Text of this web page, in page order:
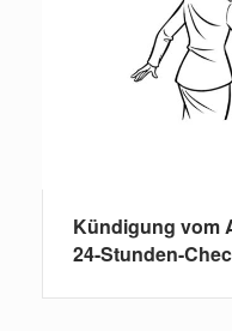
Kündigung vom
24-Stunden-